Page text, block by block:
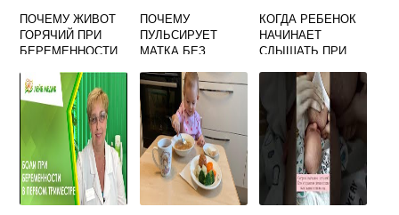
ПОЧЕМУ ЖИВОТ
ГОРЯЧИЙ ПРИ
БЕРЕМЕННОСТИ
ПОЧЕМУ
ПУЛЬСИРУЕТ
МАТКА БЕЗ
КОГДА РЕБЕНОК
НАЧИНАЕТ
СЛЫШАТЬ ПРИ